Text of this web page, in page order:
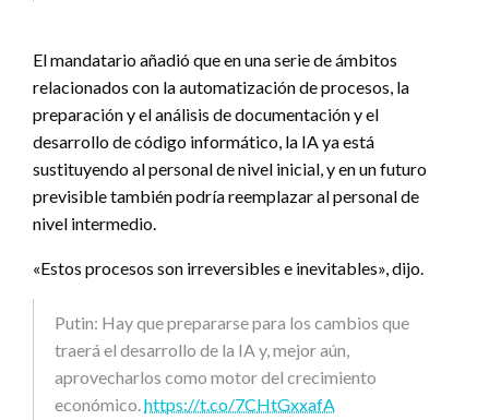
El mandatario añadió que en una serie de ámbitos
relacionados con la automatización de procesos, la
preparación y el análisis de documentación y el
desarrollo de código informático, la IA ya está
sustituyendo al personal de nivel inicial, y en un futuro
previsible también podría reemplazar al personal de
nivel intermedio.
«Estos procesos son irreversibles e inevitables», dijo.
Putin: Hay que prepararse para los cambios que
traerá el desarrollo de la IA y, mejor aún,
aprovecharlos como motor del crecimiento
económico.https://t.co/7CHtGxxafA